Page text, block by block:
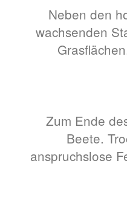
Neben den
wachsenden
Zum Ende
Beete.
anspruchslose